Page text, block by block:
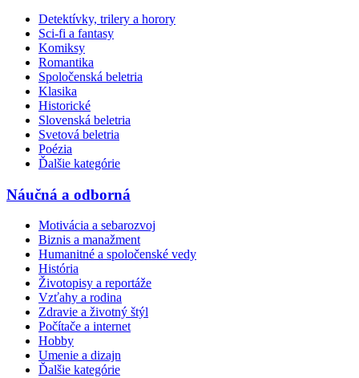
Detektívky, trilery a horory
Sci-fi a fantasy
Komiksy
Romantika
Spoločenská beletria
Klasika
Historické
Slovenská beletria
Svetová beletria
Poézia
Ďalšie kategórie
Náučná a odborná
Motivácia a sebarozvoj
Biznis a manažment
Humanitné a spoločenské vedy
História
Životopisy a reportáže
Vzťahy a rodina
Zdravie a životný štýl
Počítače a internet
Hobby
Umenie a dizajn
Ďalšie kategórie